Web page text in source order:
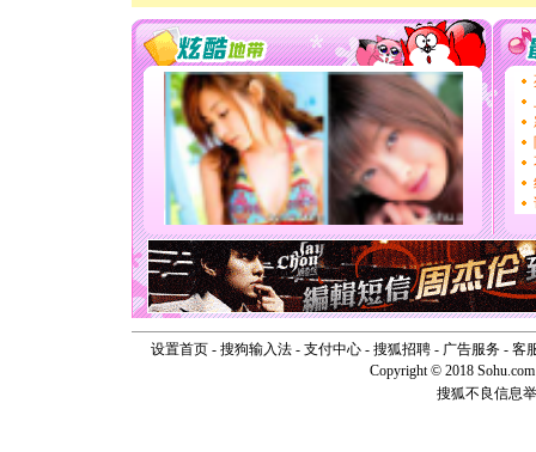
[春节]风
颜！冬去
道一声
[春节]传
片叶子
送你一
[圣诞节]
你太多
要平安
[圣诞节]
能正大
天都要快
[圣诞节]
如意,快
[元旦]看
断电。爱
你是我专
[元旦] 如
起；二是
离。水晶
设置首页- 搜狗输入法- 支付中心- 搜狐招聘- 广告服务- 客
Copyright © 2018
搜狐不良信息